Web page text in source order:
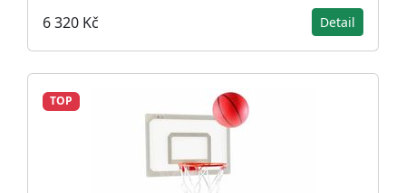
6 320 Kč Detail
TOP